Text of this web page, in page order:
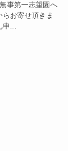
事第一志望園へ
お寄せ頂きま
申...